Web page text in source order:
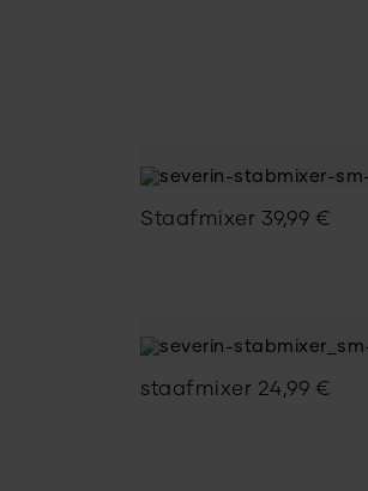
Staafmixer 39,99 €
staafmixer 24,99 €